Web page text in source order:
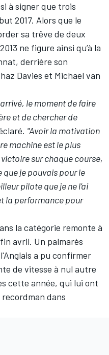
à signer que trois
2017. Alors que le
sa trêve de deux
ne figure ainsi qu’à la
derrière son
Davies et Michael van
le moment de faire
et de chercher de
"Avoir la motivation
machine est le plus
sur chaque course,
que je pouvais pour le
pilote que je ne l’ai
la performance pour
la catégorie remonte à
avril. Un palmarès
a pu confirmer
de vitesse à nul autre
cette année, qui lui ont
dans